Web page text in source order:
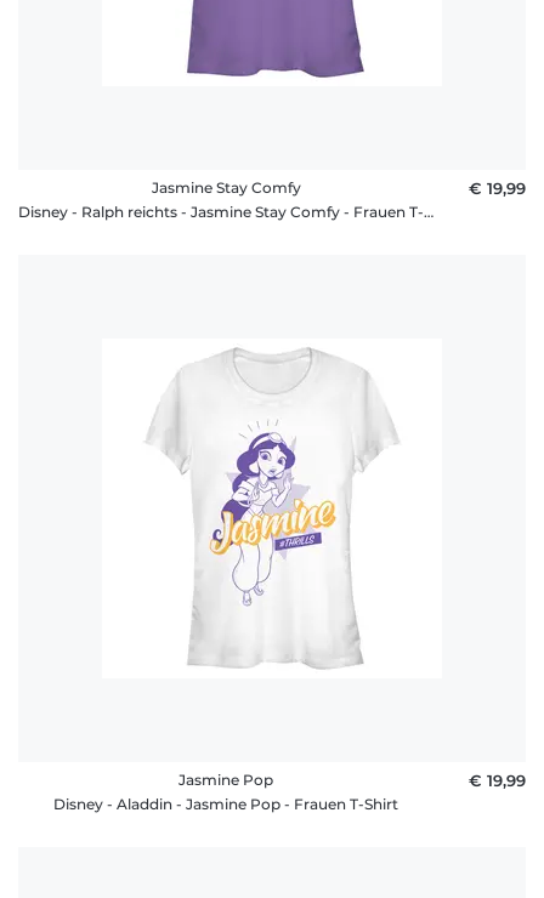
Jasmine Stay Comfy
Disney - Ralph reichts - Jasmine Stay Comfy - Frauen T-Shirt
€ 19,99
Jasmine Pop
Disney - Aladdin - Jasmine Pop - Frauen T-Shirt
€ 19,99